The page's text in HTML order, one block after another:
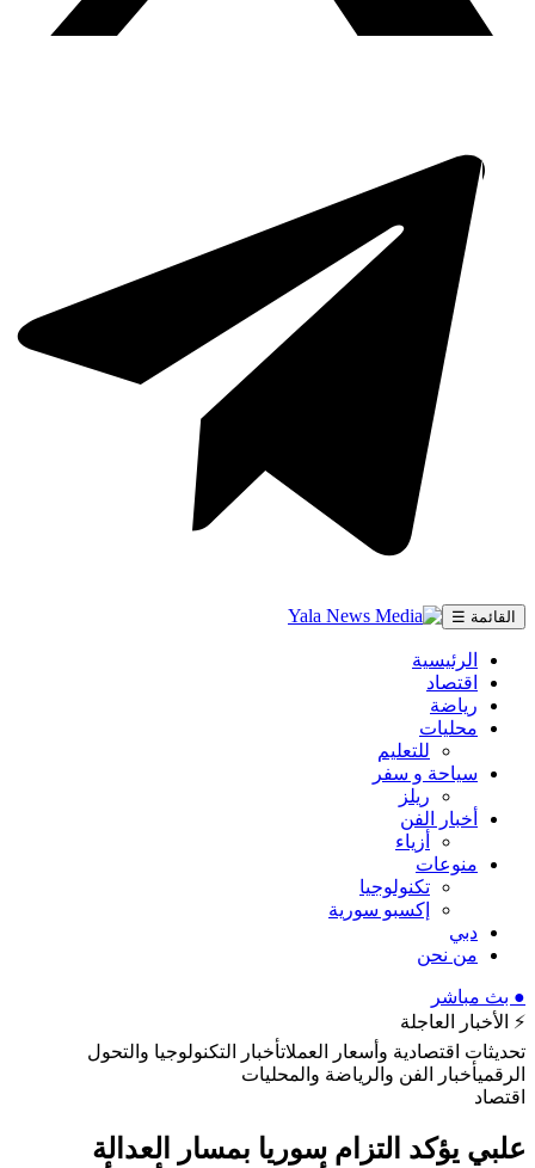
القائمة ☰
الرئيسية
اقتصاد
رياضة
محليات
للتعليم
سياحة و سفر
ريلز
أخبار الفن
أزياء
منوعات
تكنولوجيا
إكسبو سورية
دبي
من نحن
● بث مباشر
⚡ الأخبار العاجلة
تحديثات اقتصادية وأسعار العملاتأخبار التكنولوجيا والتحول
الرقميأخبار الفن والرياضة والمحليات
اقتصاد
علبي يؤكد التزام سوريا بمسار العدالة